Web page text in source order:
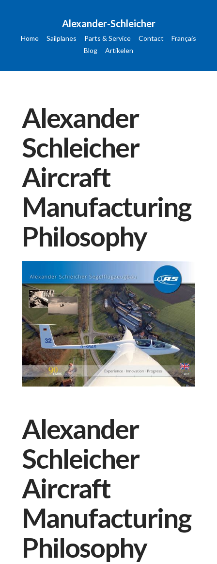
Alexander-Schleicher
Home Sailplanes Parts & Service Contact
Français
Blog
Artikelen
Alexander
Schleicher
Aircraft
Manufacturing
Philosophy
Alexander
Schleicher
Aircraft
Manufacturing
Philosophy